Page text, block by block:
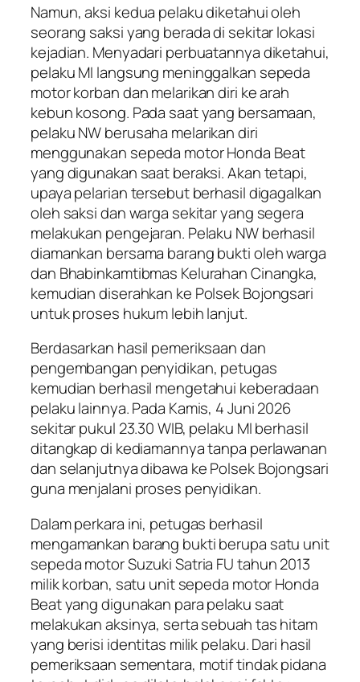
Namun, aksi kedua pelaku diketahui oleh
seorang saksi yang berada di sekitar lokasi
kejadian. Menyadari perbuatannya diketahui,
pelaku MI langsung meninggalkan sepeda
motor korban dan melarikan diri ke arah
kebun kosong. Pada saat yang bersamaan,
pelaku NW berusaha melarikan diri
menggunakan sepeda motor Honda Beat
yang digunakan saat beraksi. Akan tetapi,
upaya pelarian tersebut berhasil digagalkan
oleh saksi dan warga sekitar yang segera
melakukan pengejaran. Pelaku NW berhasil
diamankan bersama barang bukti oleh warga
dan Bhabinkamtibmas Kelurahan Cinangka,
kemudian diserahkan ke Polsek Bojongsari
untuk proses hukum lebih lanjut.
Berdasarkan hasil pemeriksaan dan
pengembangan penyidikan, petugas
kemudian berhasil mengetahui keberadaan
pelaku lainnya. Pada Kamis, 4 Juni 2026
sekitar pukul 23.30 WIB, pelaku MI berhasil
ditangkap di kediamannya tanpa perlawanan
dan selanjutnya dibawa ke Polsek Bojongsari
guna menjalani proses penyidikan.
Dalam perkara ini, petugas berhasil
mengamankan barang bukti berupa satu unit
sepeda motor Suzuki Satria FU tahun 2013
milik korban, satu unit sepeda motor Honda
Beat yang digunakan para pelaku saat
melakukan aksinya, serta sebuah tas hitam
yang berisi identitas milik pelaku. Dari hasil
pemeriksaan sementara, motif tindak pidana